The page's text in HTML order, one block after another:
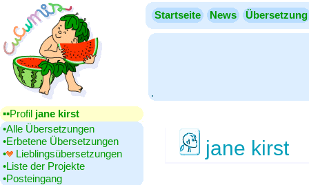
Startseite News Übersetzung
.
▪▪‎Profil jane kirst
•‎Alle Übersetzungen
•‎Erbetene Übersetzungen
•‎
Lieblingsübersetzungen
•‎Liste der Projekte
•‎Posteingang
jane kirst